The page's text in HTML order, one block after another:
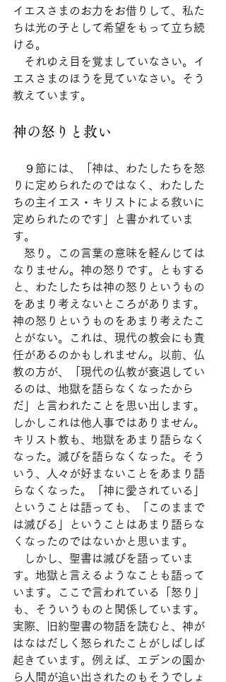
イエスさまのお力をお借りして、私た
ちは光の子として希望をもって立ち続
ける。
それゆえ目を覚ましていなさい。イ
エスさまのほうを見ていなさい。そう
教えています。
神の怒りと救い
９節には、「神は、わたしたちを怒
りに定められたのではなく、わたした
ちの主イエス・キリストによる救いに
定められたのです」と書かれていま
す。
怒り。この言葉の意味を軽んじては
なりません。神の怒りです。ともする
と、わたしたちは神の怒りというもの
をあまり考えないところがあります。
神の怒りというものをあまり考えたこ
とがない。これは、現代の教会にも責
任があるのかもしれません。以前、仏
教の方が、「現代の仏教が衰退してい
るのは、地獄を語らなくなったから
だ」と言われたことを思い出します。
しかしこれは他人事ではありません。
キリスト教も、地獄をあまり語らなく
なった。滅びを語らなくなった。そう
いう、人々が好まないことをあまり語
らなくなった。「神に愛されている」
ということは語っても、「このままで
は滅びる」ということはあまり語らな
くなったのではないかと思います。
しかし、聖書は滅びを語っていま
す。地獄と言えるようなことも語って
います。ここで言われている「怒り」
も、そういうものと関係しています。
実際、旧約聖書の物語を読むと、神が
はなはだしく怒られたことがしばしば
起きています。例えば、エデンの園か
ら人間が追い出されたのもそうでしょ